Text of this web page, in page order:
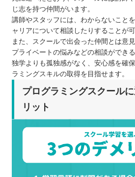
じ志を持つ仲間がいます。
講師やスタッフには、わからないこと
ャリアについて相談したりすることが可
また、スクールで出会った仲間とは意
プライベートの悩みなどの相談ができる
独学よりも孤独感がなく、安心感を確
ラミングスキルの取得を目指せます。
プログラミングスクール
リット